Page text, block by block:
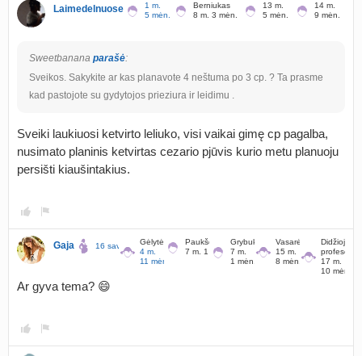
Laimedelnuose
1 m.
5 mėn.
Berniukas
8 m. 3 mėn.
13 m.
5 mėn.
14 m.
9 mėn.
Sweetbanana parašė:
Sveikos. Sakykite ar kas planavote 4 neštuma po 3 cp. ? Ta prasme
kad pastojote su gydytojos prieziura ir leidimu .
Sveiki laukiuosi ketvirto leliuko, visi vaikai gimę cp pagalba,
nusimato planinis ketvirtas cezario pjūvis kurio metu planuoju
persišti kiaušintakius.
Gaja 16 sav., liko 171 d.
Gėlytė
4 m.
11 mėn.
Paukščiukas
7 m. 1 mėn.
Grybukas
7 m.
1 mėn.
Vasarėlė
15 m.
8 mėn.
Didžioji
profesorė
17 m.
10 mėn.
Ar gyva tema? 😄